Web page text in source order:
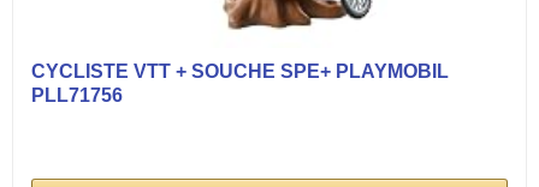
CYCLISTE VTT + SOUCHE SPE+ PLAYMOBIL
PLL71756